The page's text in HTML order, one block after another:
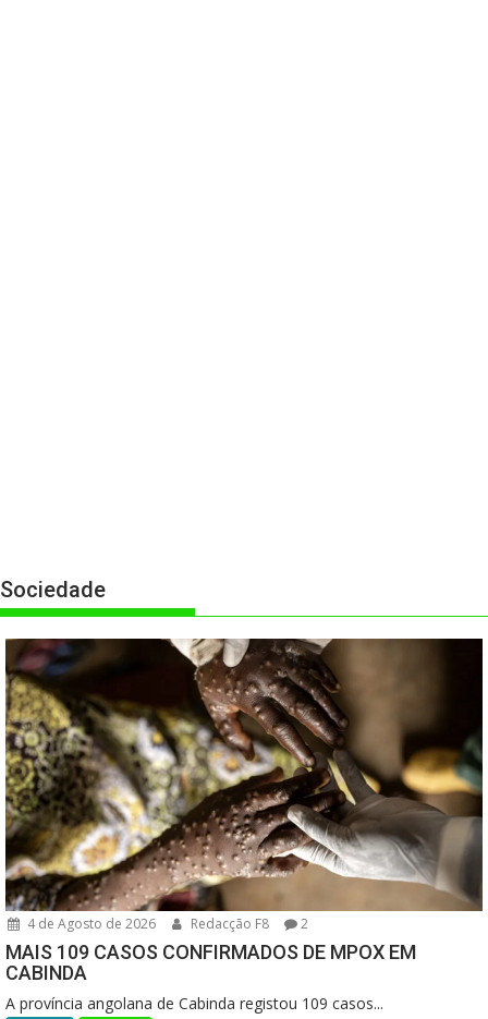
Sociedade
4 de Agosto de 2026 Redacção F8 2
MAIS 109 CASOS CONFIRMADOS DE MPOX EM
CABINDA
A província angolana de Cabinda registou 109 casos...